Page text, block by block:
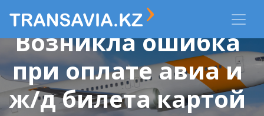
Возникла ошибка
при оплате авиа и
ж/д билета картой